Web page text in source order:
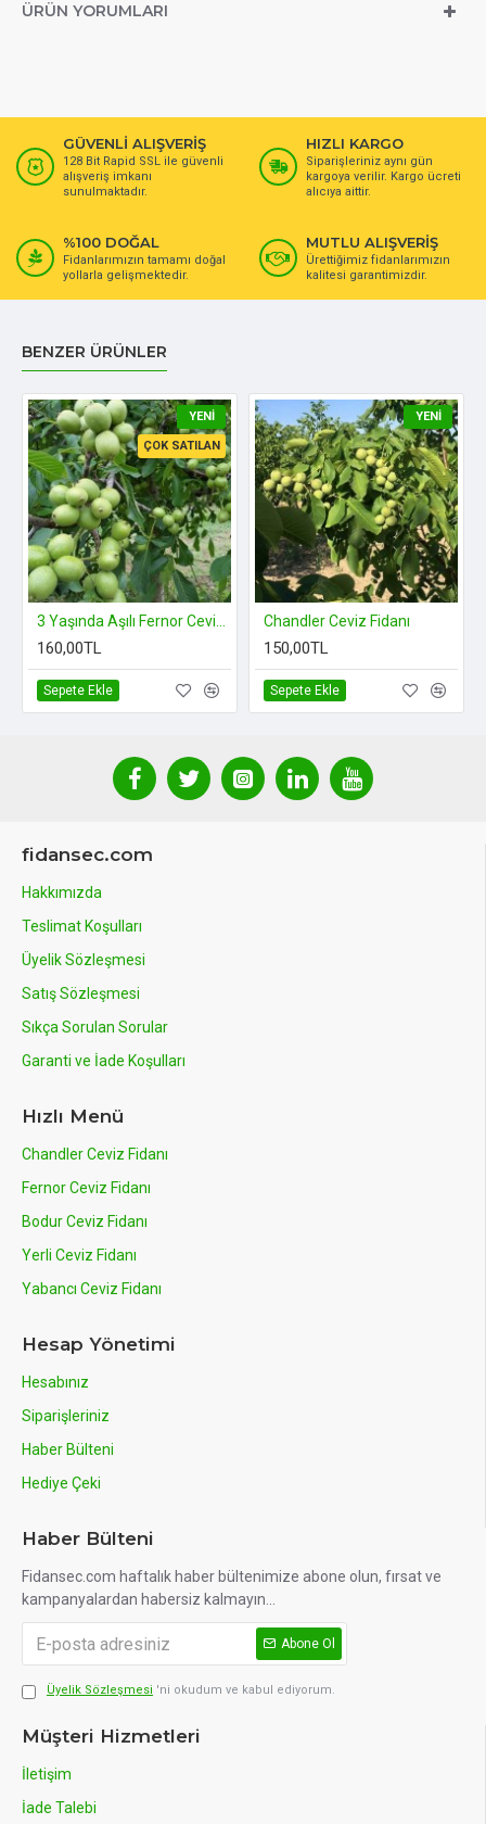
ÜRÜN YORUMLARI
GÜVENLİ ALIŞVERİŞ
128 Bit Rapid SSL ile güvenli
alışveriş imkanı
sunulmaktadır.
HIZLI KARGO
Siparişleriniz aynı gün
kargoya verilir. Kargo ücreti
alıcıya aittir.
%100 DOĞAL
Fidanlarımızın tamamı doğal
yollarla gelişmektedir.
MUTLU ALIŞVERİŞ
Ürettiğimiz fidanlarımızın
kalitesi garantimizdir.
BENZER ÜRÜNLER
YENI
ÇOK SATILAN
160,00TL
Sepete Ekle
YENI
Chandler Ceviz Fidanı
150,00TL
Sepete Ekle
fidansec.com
Hakkımızda
Teslimat Koşulları
Üyelik Sözleşmesi
Satış Sözleşmesi
Sıkça Sorulan Sorular
Garanti ve İade Koşulları
Hızlı Menü
Chandler Ceviz Fidanı
Fernor Ceviz Fidanı
Bodur Ceviz Fidanı
Yerli Ceviz Fidanı
Yabancı Ceviz Fidanı
Hesap Yönetimi
Hesabınız
Siparişleriniz
Haber Bülteni
Hediye Çeki
Haber Bülteni
Fidansec.com haftalık haber bültenimize abone olun, fırsat ve
kampanyalardan habersiz kalmayın...
Abone Ol
Üyelik Sözleşmesi 'ni okudum ve kabul ediyorum.
Müşteri Hizmetleri
İletişim
İade Talebi